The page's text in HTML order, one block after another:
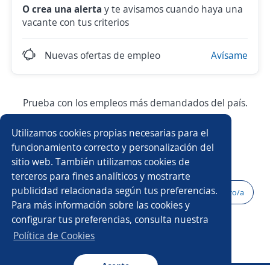
Utilizamos cookies propias necesarias para el
funcionamiento correcto y personalización del
sitio web. También utilizamos cookies de
terceros para fines analíticos y mostrarte
publicidad relacionada según tus preferencias.
Para más información sobre las cookies y
configurar tus preferencias, consulta nuestra
Política de Cookies
O crea una alerta y te avisamos cuando haya una
vacante con tus criterios
Nuevas ofertas de empleo Avísame
Prueba con los empleos más demandados del país.
Asesor/a comercial Ejecutivo/a comercial
Asistente/a contable Vendedor/a
Asesor/a de ventas Auxiliar contable Bodeguero/a
Ejecutivo/a de ventas Agente de ventas
Gerente comercial